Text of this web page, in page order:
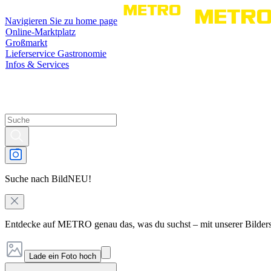
Navigieren Sie zu home page
Online-Marktplatz
Großmarkt
Lieferservice Gastronomie
Infos & Services
Suche nach BildNEU!
Entdecke auf METRO genau das, was du suchst – mit unserer
Lade ein Foto hoch